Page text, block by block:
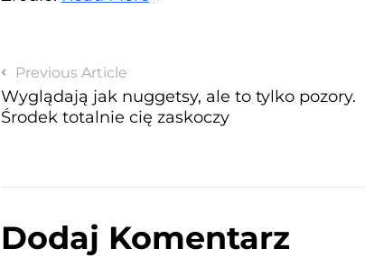
Previous Article
Wyglądają jak nuggetsy, ale to tylko pozory.
Środek totalnie cię zaskoczy
Dodaj Komentarz